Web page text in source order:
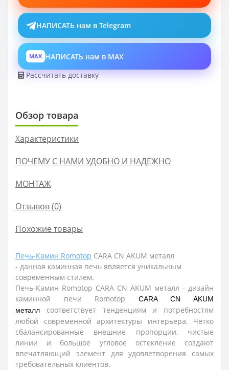
НАПИСАТЬ нам в Telegram
MAX НАПИСАТЬ нам в MAX
Рассчитать доставку
Обзор товара
Характеристики
ПОЧЕМУ С НАМИ УДОБНО И НАДЕЖНО
МОНТАЖ
Отзывов (0)
Похожие товары
Печь-Камин Romotop CARA СN AKUM металл
- данная каминная печь является уникальным
современным стилем.
Печь-Камин Romotop CARA СN AKUM металл - дизайн
каминной печи Romotop
CARA СN AKUM
металл соответствует тенденциям и потребностям
любой современной архитектуры интерьера. Чётко
сбалансированные внешние пропорции, чистые
линии и большое угловое остекление создают
впечатляющий элемент для удовлетворения самых
требовательных клиентов.